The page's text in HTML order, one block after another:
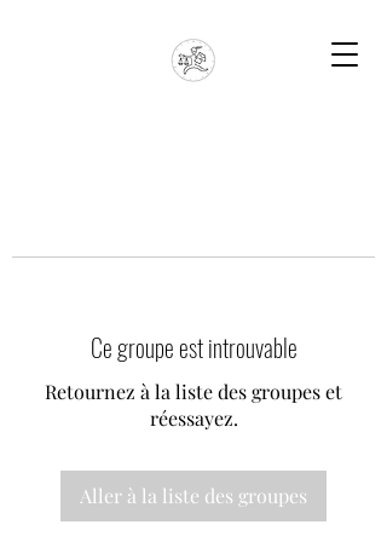
Ce groupe est introuvable
Retournez à la liste des groupes et
réessayez.
Aller à la liste des groupes